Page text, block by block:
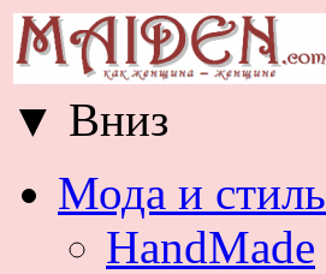
▼ Вниз
Мода и стиль
HandMade